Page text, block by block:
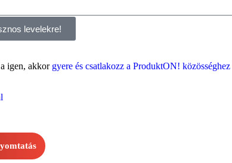
levelekre!
igen, akkor gyere és csatlakozz a ProduktON! közösséghez